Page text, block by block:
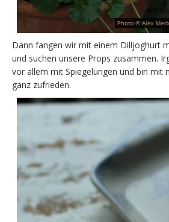
Dann fangen wir mit einem Dilljoghurt
und suchen unsere Props zusammen.
vor allem mit Spiegelungen und bin mit
ganz zufrieden.